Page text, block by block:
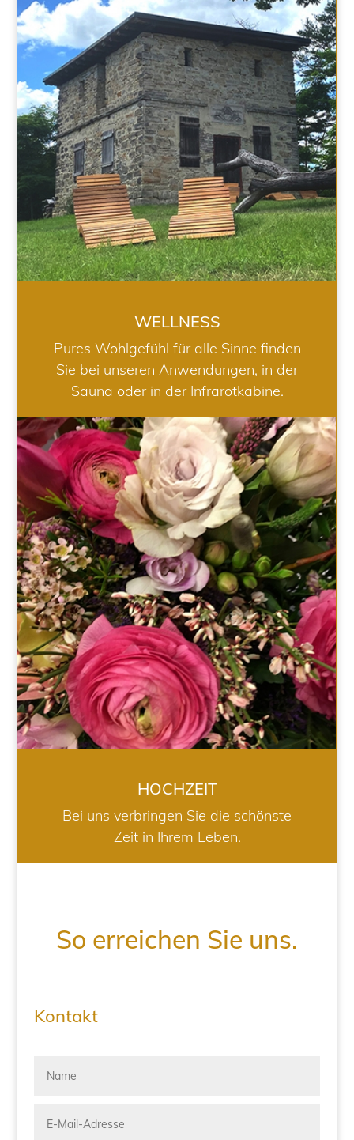
WELLNESS
WELLNESS
Pures Wohlgefühl für alle Sinne finden
Sie bei unseren Anwendungen, in der
Sauna oder in der Infrarotkabine.
HOCHZEIT
HOCHZEIT
Bei uns verbringen Sie die schönste
Zeit in Ihrem Leben.
So erreichen Sie uns.
Kontakt